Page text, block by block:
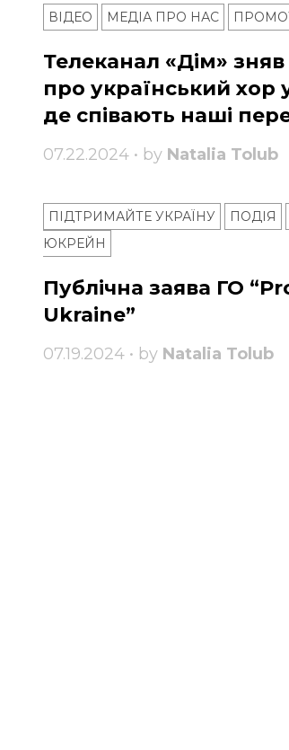
ВІДЕО МЕДІА ПРО НАС
Телеканал «Дім»
про український хор
де співають наші
07.22.2024 • by Natalia Tolub
ПІДТРИМАЙТЕ УКРАЇНУ ПОДІЯ
ЮКРЕЙН
Публічна заява ГО
Ukraine”
07.19.2024 • by Natalia Tolub